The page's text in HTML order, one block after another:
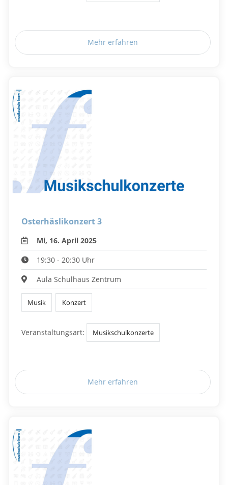
Mehr erfahren
Osterhäslikonzert 3
Mi, 16. April 2025
19:30 - 20:30 Uhr
Aula Schulhaus Zentrum
Musik Konzert
Veranstaltungsart: Musikschulkonzerte
Mehr erfahren